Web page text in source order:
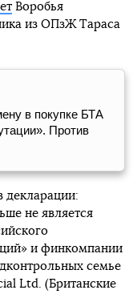
Воробья
из ОПзЖ Тараса
в покупке БТА
Против
декларации:
не является
и финкомпании
семье
Ltd. (Британские